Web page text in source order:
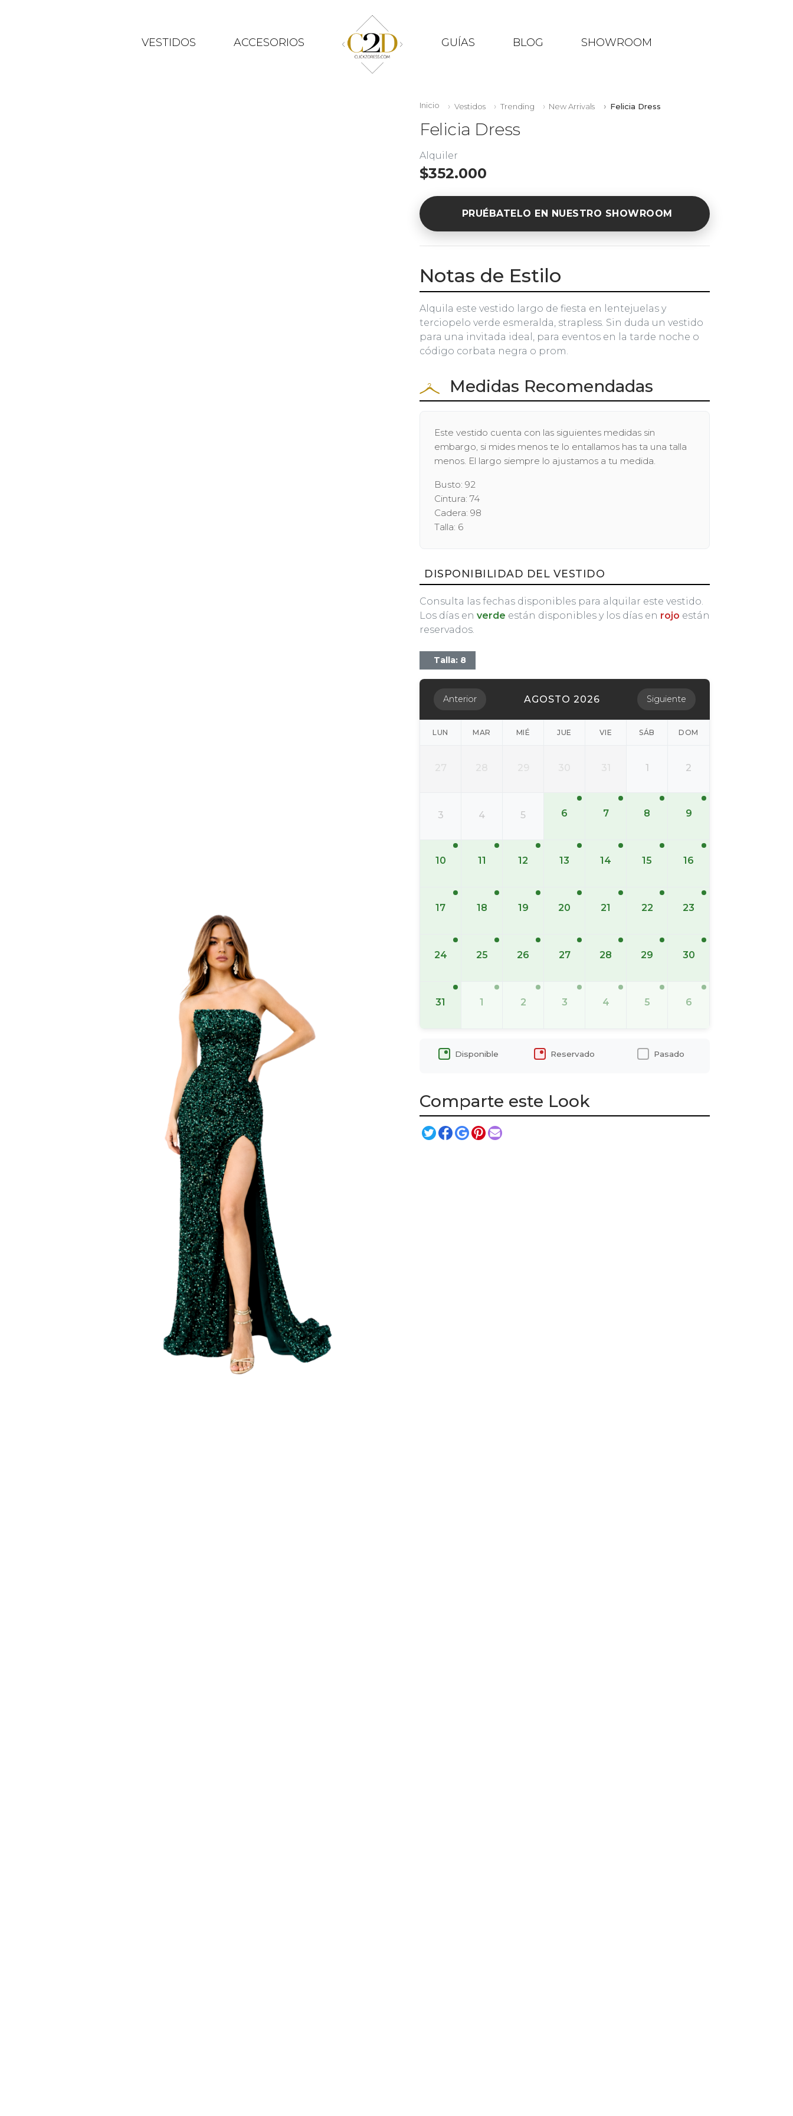
VESTIDOS ACCESORIOS GUÍAS BLOG SHOWROOM
Inicio Vestidos Trending New Arrivals Felicia Dress
Felicia Dress
Alquiler
$352.000
PRUÉBATELO EN NUESTRO SHOWROOM
Notas de Estilo
Alquila este vestido largo de fiesta en lentejuelas y
terciopelo verde esmeralda, strapless. Sin duda un vestido
para una invitada ideal, para eventos en la tarde noche o
código corbata negra o prom.
Medidas Recomendadas
Este vestido cuenta con las siguientes medidas sin
embargo, si mides menos te lo entallamos has ta una talla
menos. El largo siempre lo ajustamos a tu medida.
Busto: 92
Cintura: 74
Cadera: 98
Talla: 6
DISPONIBILIDAD DEL VESTIDO
Consulta las fechas disponibles para alquilar este vestido.
Los días en verde están disponibles y los días en rojo están
reservados.
Talla: 8
Anterior AGOSTO 2026 Siguiente
LUN MAR MIÉ JUE VIE SÁB DOM
27 28 29 30 31 1 2
3 4 5 6 7 8 9
10 11 12 13 14 15 16
17 18 19 20 21 22 23
24 25 26 27 28 29 30
31 1 2 3 4 5 6
Disponible Reservado Pasado
Comparte este Look